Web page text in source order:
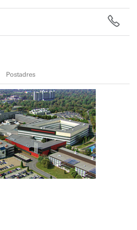
Postadres